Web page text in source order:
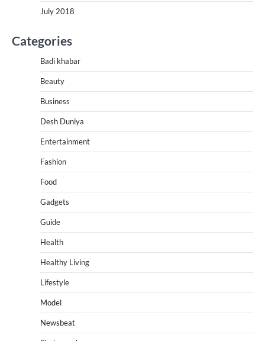
July 2018
Categories
Badi khabar
Beauty
Business
Desh Duniya
Entertainment
Fashion
Food
Gadgets
Guide
Health
Healthy Living
Lifestyle
Model
Newsbeat